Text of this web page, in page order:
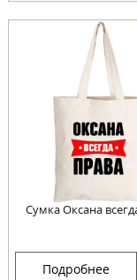
Сумка Оксана
Подробнее